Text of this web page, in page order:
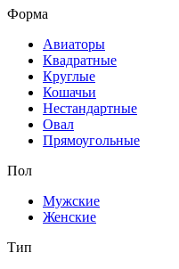
Форма
Авиаторы
Квадратные
Круглые
Кошачьи
Нестандартные
Овал
Прямоугольные
Пол
Мужские
Женские
Тип